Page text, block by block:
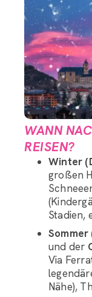
WANN
REISEN?
Winter
großen
Stadien,
und der
Via
Nähe),